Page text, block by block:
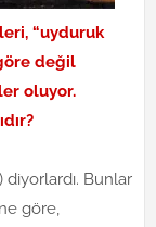
“uyduruk
değil
oluyor.
diyorlardı. Bunlar
göre,